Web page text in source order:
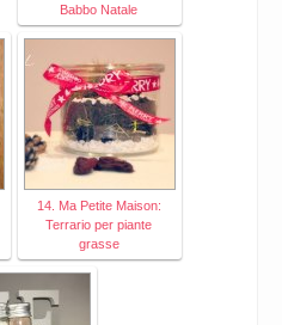
Babbo Natale
14. Ma Petite Maison:
Terrario per piante
grasse